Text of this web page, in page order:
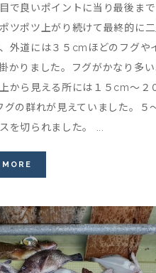
で良いポイントに当り最後ま
ツポツ上がり続けて最終的に
外道には３５cmほどのフグや
かりました。フグがかなり多い
から見える所には１５cm～２
グの群れが見えていました。５
を切られました。 ...
MORE